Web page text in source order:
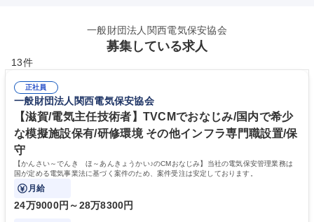
一般財団法人関西電気保安協会
募集している求人
13件
正社員
一般財団法人関西電気保安協会
【滋賀/電気主任技術者】TVCMでおなじみ/国内で希少
な模擬施設保有/研修環境 その他インフラ専門職設置/保
守
【かんさい～でんき ほ～あんきょうかい♪のCMおなじみ】当社の電気保安管理業務は
国が定める電気事業法に基づく案件のため、案件受注は安定しております。
月給
24万9000円～28万8300円